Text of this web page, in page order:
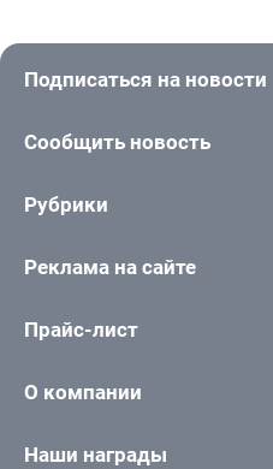
Подписаться на новости
Сообщить новость
Рубрики
Реклама на сайте
Прайс-лист
О компании
Наши награды